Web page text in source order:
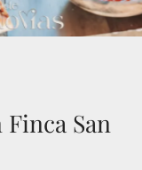
San